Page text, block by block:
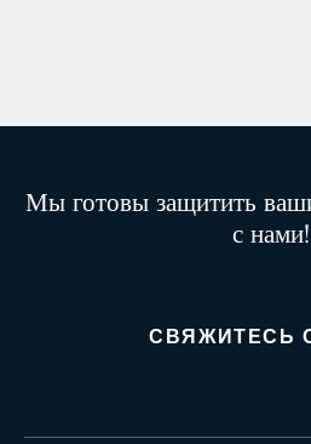
Мы готовы защитить
с нами!
СВЯЖИТЕСЬ